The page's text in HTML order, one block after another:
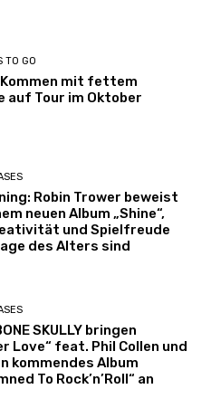
TO GO
Kommen mit fettem
auf Tour im Oktober
Robin Trower beweist
neuen Album „Shine“,
und Spielfreude
des Alters sind
SKULLY bringen
Love“ feat. Phil Collen und
kommendes Album
To Rock’n’Roll“ an